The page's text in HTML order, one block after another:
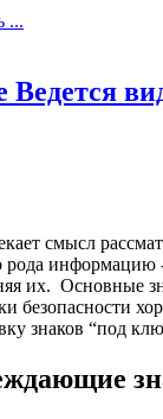
...
смысл
рода
их. Основные
безопасности
знаков “под